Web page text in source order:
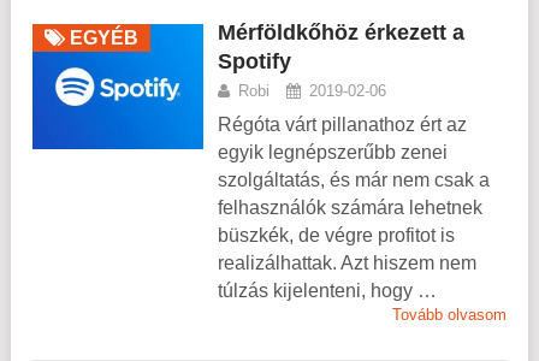
EGYÉB
Mérföldkőhöz érkezett a
Spotify
Robi 2019-02-06
Régóta várt pillanathoz ért az
egyik legnépszerűbb zenei
szolgáltatás, és már nem csak a
felhasználók számára lehetnek
büszkék, de végre profitot is
realizálhattak. Azt hiszem nem
túlzás kijelenteni, hogy …
Tovább olvasom